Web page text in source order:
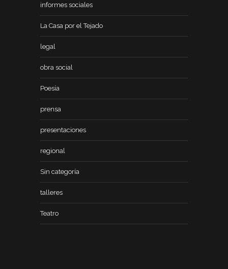
informes sociales
La Casa por el Tejado
legal
obra social
Poesía
prensa
presentaciones
regional
Sin categoría
talleres
Teatro